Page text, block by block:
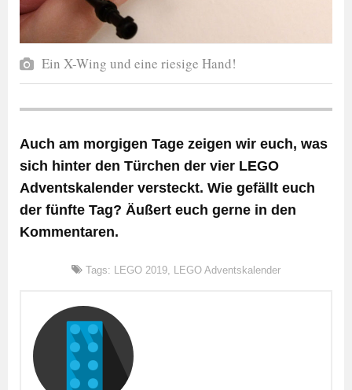
Ein X-Wing und eine riesige Hand!
Auch am morgigen Tage zeigen wir euch, was
sich hinter den Türchen der vier LEGO
Adventskalender versteckt. Wie gefällt euch
der fünfte Tag? Äußert euch gerne in den
Kommentaren.
Tags: LEGO 2019, LEGO Adventskalender